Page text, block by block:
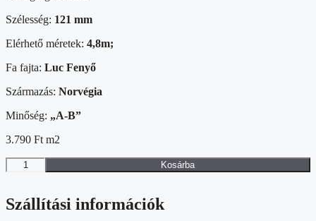
Szélesség: 121 mm
Elérhető méretek: 4,8m;
Fa fajta: Luc Fenyő
Származás: Norvégia
Minőség: „A-B”
3.790 Ft m2
15×120mm
Norvég
lambéria,
"A-
Kosárba
Szállítási információk